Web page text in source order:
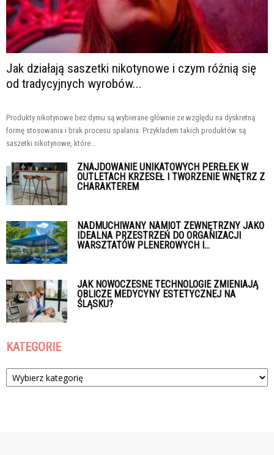
Jak działają saszetki nikotynowe i czym różnią się
od tradycyjnych wyrobów...
Produkty nikotynowe bez dymu są wybierane głównie ze względu na dyskretną
formę stosowania i brak procesu spalania. Przykładem takich produktów są
saszetki nikotynowe, które...
ZNAJDOWANIE UNIKATOWYCH PEREŁEK W
OUTLETACH KRZESEŁ I TWORZENIE WNĘTRZ Z
CHARAKTEREM
NADMUCHIWANY NAMIOT ZEWNĘTRZNY JAKO
IDEALNA PRZESTRZEŃ DO ORGANIZACJI
WARSZTATÓW PLENEROWYCH I...
JAK NOWOCZESNE TECHNOLOGIE ZMIENIAJĄ
OBLICZE MEDYCYNY ESTETYCZNEJ NA
ŚLĄSKU?
KATEGORIE
Kategorie